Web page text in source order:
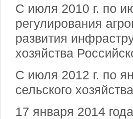
С июля 2010 г. по
регулирования
развития
хозяйства
С июля 2012 г. по
сельского
17 января 2014